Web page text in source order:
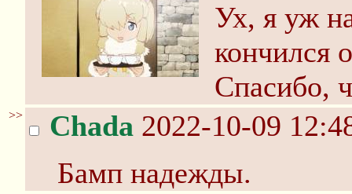
Ух, я уж
кончился
Спасибо,
>> Chada 2022-10-09
Бамп надежды.